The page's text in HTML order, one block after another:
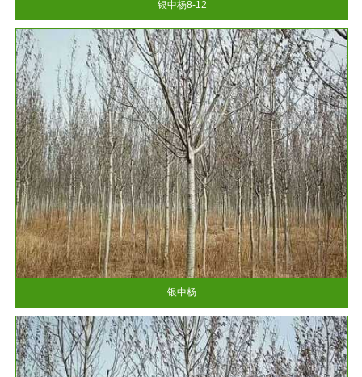
银中杨8-12
银中杨